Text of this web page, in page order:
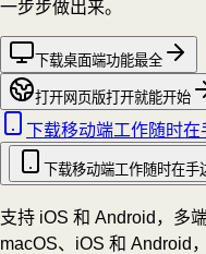
一步步做出来。
下载桌面端功能最全
打开网页版打开就能开始
下载移动端工作随时在
下载移动端工作随时在手
支持 iOS 和 Android，多
macOS、iOS 和 Android